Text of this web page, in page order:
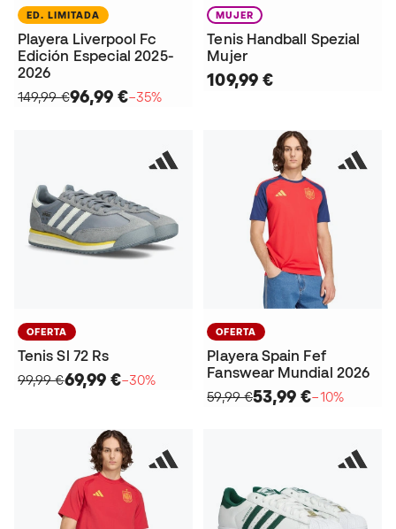
ED. LIMITADA
Playera Liverpool Fc
Edición Especial 2025-
2026
149,99 €96,99 €−35%
MUJER
Tenis Handball Spezial
Mujer
109,99 €
OFERTA
Tenis Sl 72 Rs
99,99 €69,99 €−30%
OFERTA
Playera Spain Fef
Fanswear Mundial 2026
59,99 €53,99 €−10%